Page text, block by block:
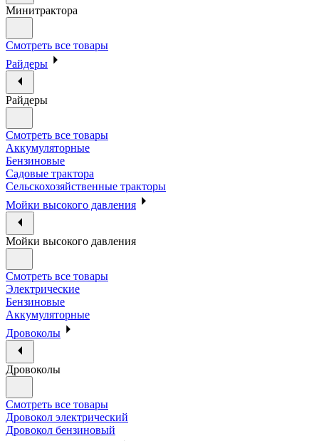
Минитрактора
Смотреть все товары
Райдеры
Райдеры
Смотреть все товары
Аккумуляторные
Бензиновые
Садовые трактора
Сельскохозяйственные тракторы
Мойки высокого давления
Мойки высокого давления
Смотреть все товары
Электрические
Бензиновые
Аккумуляторные
Дровоколы
Дровоколы
Смотреть все товары
Дровокол электрический
Дровокол бензиновый